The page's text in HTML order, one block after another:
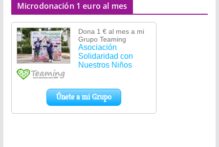
Microdonación 1 euro al mes